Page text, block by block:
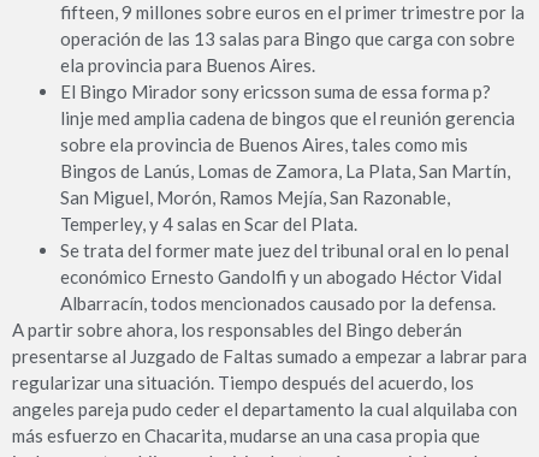
fifteen, 9 millones sobre euros en el primer trimestre por la
operación de las 13 salas para Bingo que carga con sobre
ela provincia para Buenos Aires.
El Bingo Mirador sony ericsson suma de essa forma p?
linje med amplia cadena de bingos que el reunión gerencia
sobre ela provincia de Buenos Aires, tales como mis
Bingos de Lanús, Lomas de Zamora, La Plata, San Martín,
San Miguel, Morón, Ramos Mejía, San Razonable,
Temperley, y 4 salas en Scar del Plata.
Se trata del former mate juez del tribunal oral en lo penal
económico Ernesto Gandolfi y un abogado Héctor Vidal
Albarracín, todos mencionados causado por la defensa.
A partir sobre ahora, los responsables del Bingo deberán
presentarse al Juzgado de Faltas sumado a empezar a labrar para
regularizar una situación. Tiempo después del acuerdo, los
angeles pareja pudo ceder el departamento la cual alquilaba con
más esfuerzo en Chacarita, mudarse an una casa propia que